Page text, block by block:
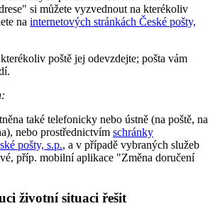
si můžete vyzvednout na kterékoliv
na internetových stránkách České pošty,
poště jej odevzdejte; pošta vám
také telefonicky nebo ústně (na poště, na
nebo prostřednictvím schránky
pošty, s.p., a v případě vybraných služeb
příp. mobilní aplikace "Změna doručení
životní situaci řešit